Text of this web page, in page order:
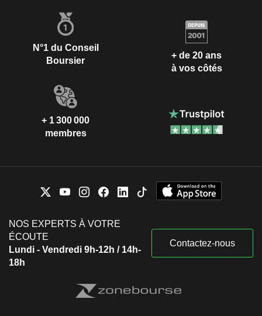
N°1 du Conseil
Boursier
+ de 20 ans
à vos côtés
+ 1 300 000
membres
NOS EXPERTS À VOTRE
ÉCOUTE
Lundi - Vendredi 9h-12h / 14h-
18h
Contactez-nous